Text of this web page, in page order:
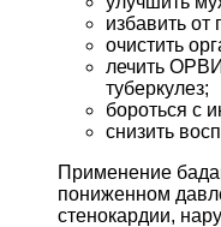
избавить от
очистить
лечить
туберкулез;
бороться с
снизить
Применение
пониженном
стенокардии,